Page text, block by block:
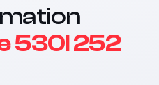
530I 252